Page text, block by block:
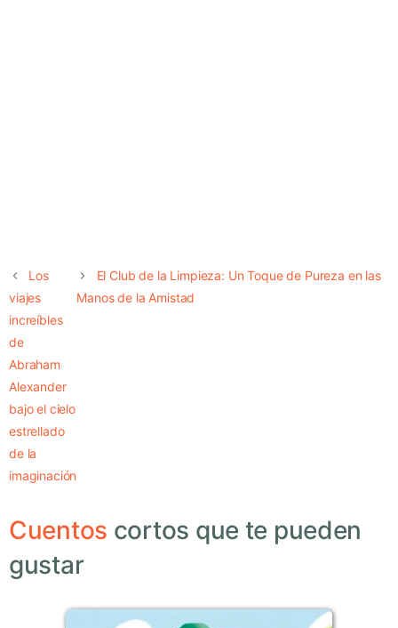
Los
viajes
increíbles
de
Abraham
Alexander
bajo el cielo
estrellado
de la
imaginación
El Club de la Limpieza: Un Toque de Pureza en las
Manos de la Amistad
Cuentos cortos que te pueden
gustar